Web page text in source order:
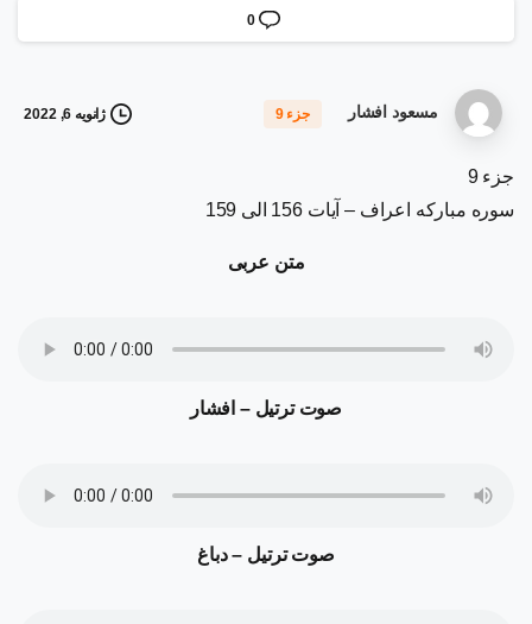
0
مسعود افشار جزء 9 ژانویه 6, 2022
جزء 9
سوره مبارکه اعراف – آیات 156 الی 159
متن عربی
صوت ترتیل – افشار
صوت ترتیل – دباغ